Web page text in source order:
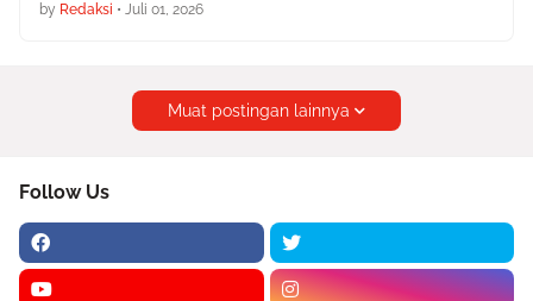
by Redaksi • Juli 01, 2026
Muat postingan lainnya
Follow Us